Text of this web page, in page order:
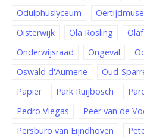
Odulphuslyceum
Oisterwijk
Ola Rosling
Onderwijsraad
Ongeval
Oswald d'Aumerie
Oud-
Papier
Park Ruijbosch
Pedro Viegas
Peer van de
Persburo van Eijndhoven